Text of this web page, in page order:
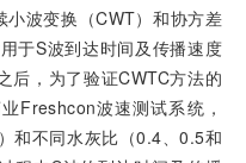
小波变换（CWT）和协方差
于S波到达时间及传播速度
后，为了验证CWTC方法的
Freshcon波速测试系统，
和不同水灰比（0.4、0.5和